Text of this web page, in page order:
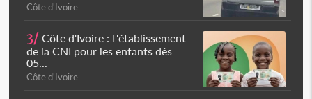
Côte d'Ivoire
3/ Côte d'Ivoire : L'établissement
de la CNI pour les enfants dès
05...
Côte d'Ivoire